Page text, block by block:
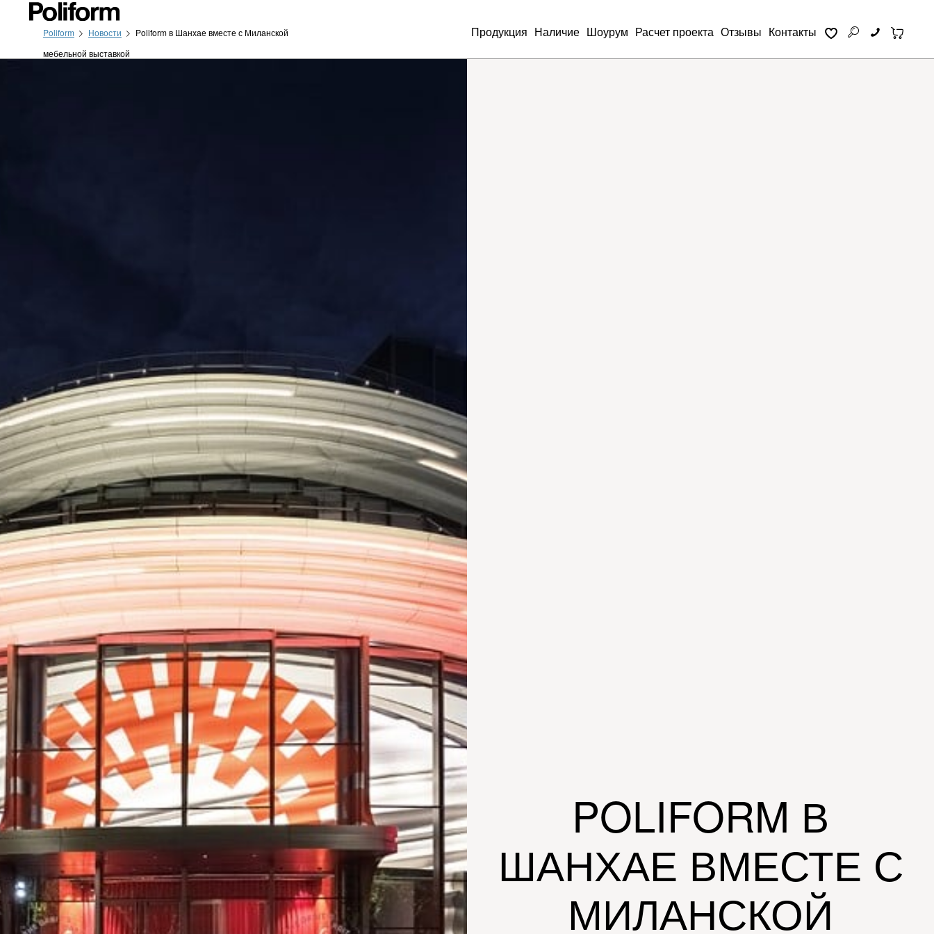
Poliform Новости
Poliform в Шанхае вместе с Миланской
мебельной выставкой
Продукция Наличие Шоурум Расчет проекта Отзывы Контакты
POLIFORM В
ШАНХАЕ ВМЕСТЕ С
МИЛАНСКОЙ